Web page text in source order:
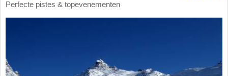
Perfecte pistes & topevenementen